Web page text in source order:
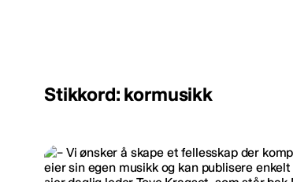
Stikkord: kormusikk